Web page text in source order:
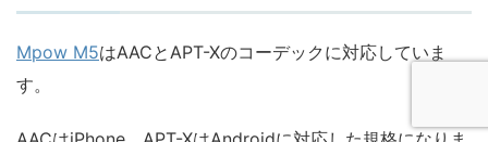
Mpow M5はAACとAPT-Xのコーデックに対応していま
す。